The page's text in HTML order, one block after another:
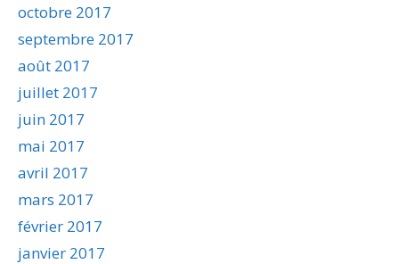
octobre 2017
septembre 2017
août 2017
juillet 2017
juin 2017
mai 2017
avril 2017
mars 2017
février 2017
janvier 2017